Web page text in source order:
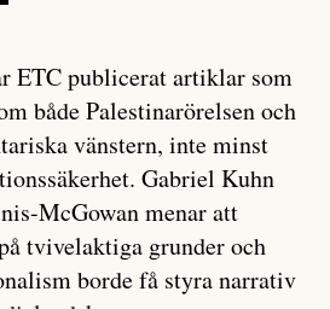
ETC publicerat artiklar som
både Palestinarörelsen och
vänstern, inte minst
Gabriel Kuhn
McGowan menar att
tvivelaktiga grunder och
borde få styra narrativ